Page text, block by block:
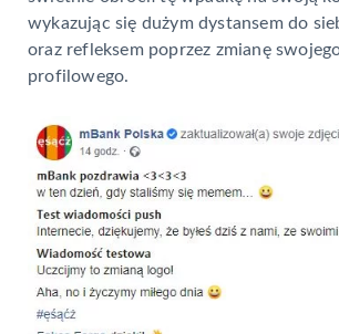
wykazując się dużym dystansem do
oraz refleksem poprzez zmianę
profilowego.